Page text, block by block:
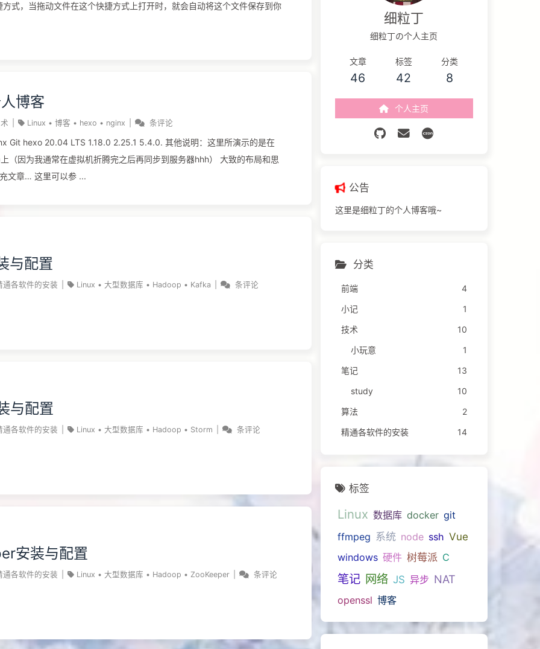
式，当拖动文件在这个快捷方式上打开时，就会自动将这个文件保存到你
博客
Linux • 博客 • hexo • nginx 条评论
通常在虚拟机折腾完之后再同步到服务器hhh） 大致的布局和思
文章… 这里可以参 ...
与配置
通各软件的安装 Linux • 大型数据库 • Hadoop • Kafka 条评论
与配置
通各软件的安装 Linux • 大型数据库 • Hadoop • Storm 条评论
安装与配置
通各软件的安装 Linux • 大型数据库 • Hadoop • ZooKeeper 条评论
细粒丁
细粒丁の个人主页
文章
46
标签
42
分类
8
个人主页
公告
这里是细粒丁的个人博客哦~
分类
前端
4
小记
1
技术
10
小玩意
1
笔记
13
study
10
算法
2
精通各软件的安装
14
标签
Linux 数据库 docker git
ffmpeg 系统 node ssh Vue
windows 硬件 树莓派 C
笔记 网络 JS 异步 NAT
openssl 博客